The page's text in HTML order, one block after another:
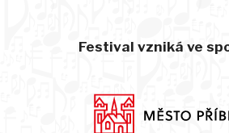
Festival vzniká ve